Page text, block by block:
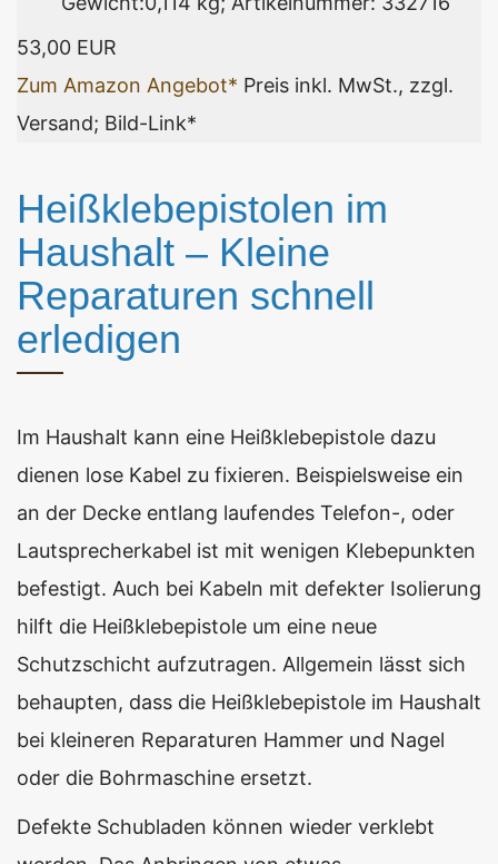
53,00 EUR
Zum Amazon Angebot* Preis inkl. MwSt., zzgl.
Versand; Bild-Link*
Heißklebepistolen im
Haushalt – Kleine
Reparaturen schnell
erledigen
Im Haushalt kann eine Heißklebepistole dazu
dienen lose Kabel zu fixieren. Beispielsweise ein
an der Decke entlang laufendes Telefon-, oder
Lautsprecherkabel ist mit wenigen Klebepunkten
befestigt. Auch bei Kabeln mit defekter Isolierung
hilft die Heißklebepistole um eine neue
Schutzschicht aufzutragen. Allgemein lässt sich
behaupten, dass die Heißklebepistole im Haushalt
bei kleineren Reparaturen Hammer und Nagel
oder die Bohrmaschine ersetzt.
Defekte Schubladen können wieder verklebt